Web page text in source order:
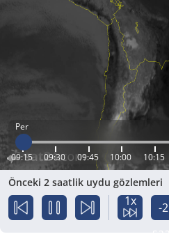
Per
09:15 09:30 09:45 10:00 10:15
Önceki 2 saatlik uydu gözlemleri
1x
-2